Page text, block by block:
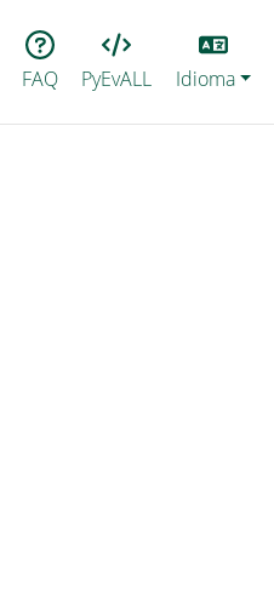
FAQ PyEvALL
Lang
Idioma